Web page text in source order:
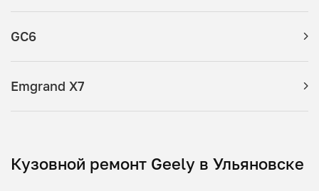
GC6
Emgrand X7
Кузовной ремонт Geely в Ульяновске